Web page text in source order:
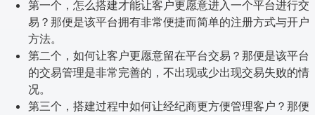
第一个，怎么搭建才能让客户更愿意进入一个平台进行交
易？那便是该平台拥有非常便捷而简单的注册方式与开户
方法。
第二个，如何让客户更愿意留在平台交易？那便是该平台
的交易管理是非常完善的，不出现或少出现交易失败的情
况。
第三个，搭建过程中如何让经纪商更方便管理客户？那便